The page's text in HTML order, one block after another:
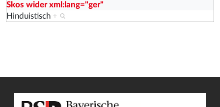
Skos wider xml:lang="ger"
Hinduistisch +